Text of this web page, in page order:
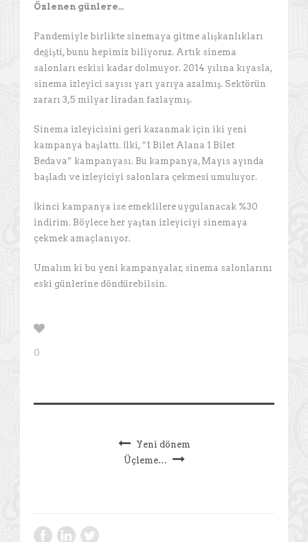
Özlenen günlere…
Pandemiyle birlikte sinemaya gitme alışkanlıkları
değişti, bunu hepimiz biliyoruz. Artık sinema
salonları eskisi kadar dolmuyor. 2014 yılına kıyasla,
sinema izleyici sayısı yarı yarıya azalmış. Sektörün
zararı 3,5 milyar liradan fazlaymış.
Sinema izleyicisini geri kazanmak için iki yeni
kampanya başlattı. İlki, “1 Bilet Alana 1 Bilet
Bedava” kampanyası. Bu kampanya, Mayıs ayında
başladı ve izleyiciyi salonlara çekmesi umuluyor.
İkinci kampanya ise emeklilere uygulanacak %30
indirim. Böylece her yaştan izleyiciyi sinemaya
çekmek amaçlanıyor.
Umalım ki bu yeni kampanyalar, sinema salonlarını
eski günlerine döndürebilsin.
0
Yeni dönem
Üçleme…